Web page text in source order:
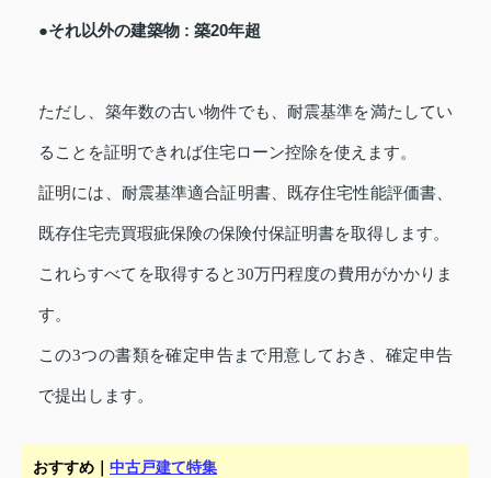
●それ以外の建築物 : 築20年超
ただし、築年数の古い物件でも、耐震基準を満たしてい
ることを証明できれば住宅ローン控除を使えます。
証明には、耐震基準適合証明書、既存住宅性能評価書、
既存住宅売買瑕疵保険の保険付保証明書を取得します。
これらすべてを取得すると30万円程度の費用がかかりま
す。
この3つの書類を確定申告まで用意しておき、確定申告
で提出します。
おすすめ｜ 中古戸建て特集